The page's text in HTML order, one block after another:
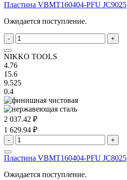
Пластина VBMT160404-PFU JC9025
Ожидается поступление.
- +
NIKKO TOOLS
4.76
15.6
9.525
0.4
2 037.42 ₽
1 629.94 ₽
- +
Пластина VBMT160404-PFU JC8025
Ожидается поступление.